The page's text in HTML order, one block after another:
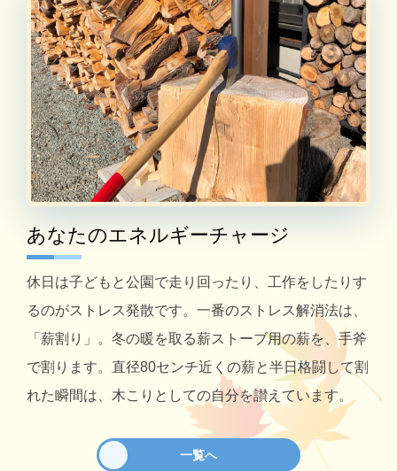
あなたのエネルギーチャージ
休日は子どもと公園で走り回ったり、工作をしたりす
るのがストレス発散です。一番のストレス解消法は、
「薪割り」。冬の暖を取る薪ストーブ用の薪を、手斧
で割ります。直径80センチ近くの薪と半日格闘して割
れた瞬間は、木こりとしての自分を讃えています。
一覧へ